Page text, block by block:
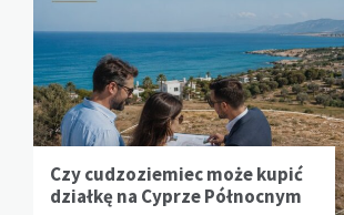
Czy cudzoziemiec może kupić
działkę na Cyprze Północnym